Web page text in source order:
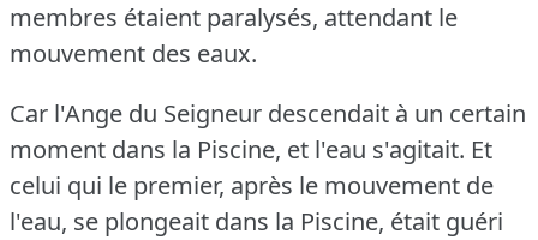
membres étaient paralysés, attendant le
mouvement des eaux.
Car l'Ange du Seigneur descendait à un certain
moment dans la Piscine, et l'eau s'agitait. Et
celui qui le premier, après le mouvement de
l'eau, se plongeait dans la Piscine, était guéri